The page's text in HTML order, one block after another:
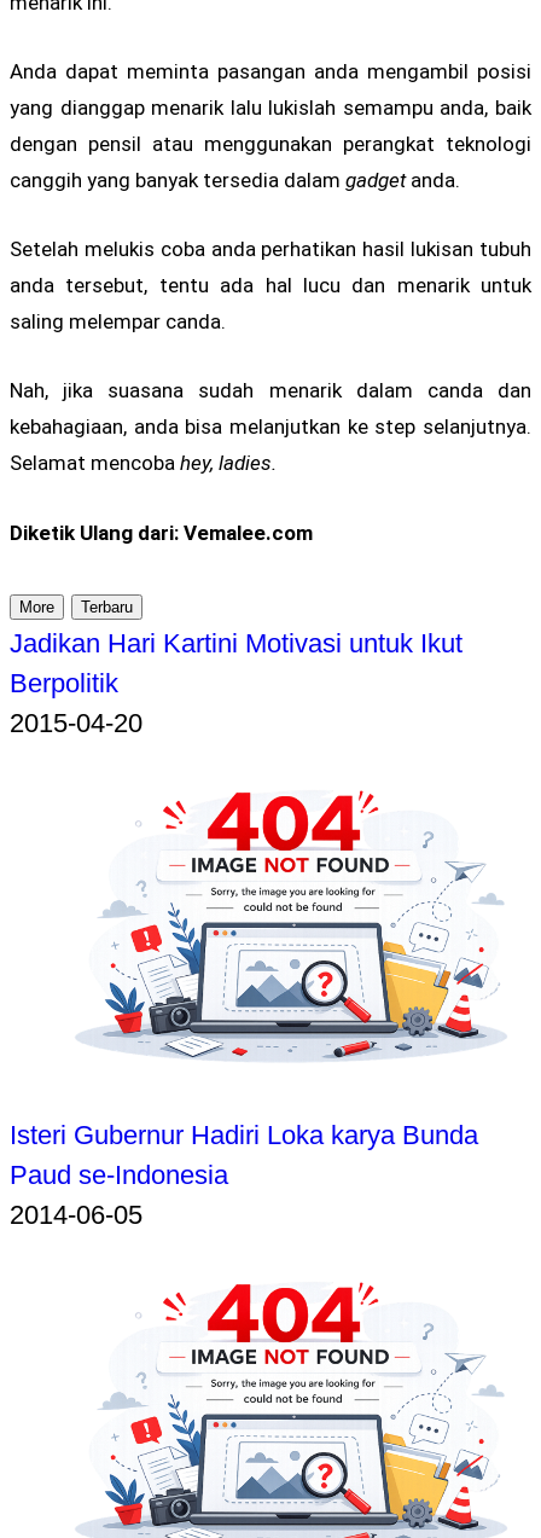
Anda dapat meminta pasangan anda mengambil posisi
yang dianggap menarik lalu lukislah semampu anda, baik
dengan pensil atau menggunakan perangkat teknologi
canggih yang banyak tersedia dalam gadgetanda.
Setelah melukis coba anda perhatikan hasil lukisan tubuh
anda tersebut, tentu ada hal lucu dan menarik untuk
saling melempar canda.
Nah, jika suasana sudah menarik dalam canda dan
kebahagiaan, anda bisa melanjutkan ke step selanjutnya.
Selamat mencoba hey, ladies.
Diketik Ulang dari: Vemalee.com
More Terbaru
Jadikan Hari Kartini Motivasi untuk Ikut
Berpolitik
2015-04-20
Isteri Gubernur Hadiri Loka karya Bunda
Paud se-Indonesia
2014-06-05